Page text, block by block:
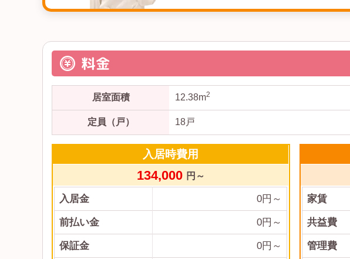
料金
居室面積 12.38m2
定員（戸） 18戸
入居時費用
134,000 円～
入居金 0円～
前払い金 0円～
保証金 0円～
家賃
共益費
管理費